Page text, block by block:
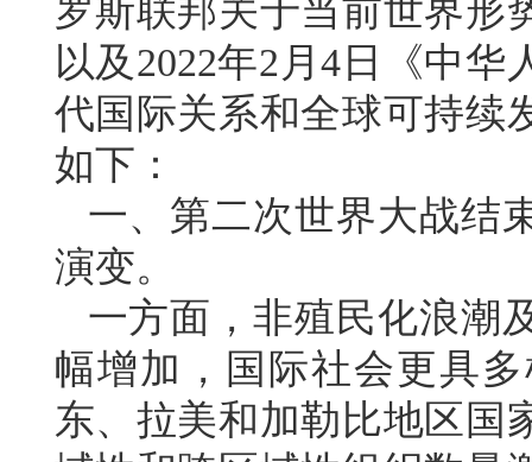
罗斯联邦关于当前世界形
以及2022年2月4日《中
代国际关系和全球可持续
如下：
一、第二次世界大战结
演变。
一方面，非殖民化浪潮
幅增加，国际社会更具
东、拉美和加勒比地区国